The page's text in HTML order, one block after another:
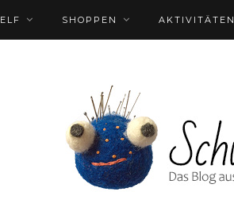
SHOPPEN AKTIVITÄTEN